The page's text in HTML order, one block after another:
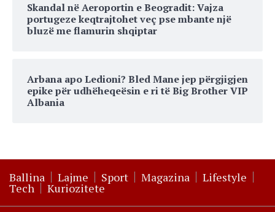
Skandal në Aeroportin e Beogradit: Vajza
portugeze keqtrajtohet veç pse mbante një
bluzë me flamurin shqiptar
Arbana apo Ledioni? Bled Mane jep përgjigjen
epike për udhëheqeësin e ri të Big Brother VIP
Albania
Ballina Lajme Sport Magazina Lifestyle
Tech Kuriozitete